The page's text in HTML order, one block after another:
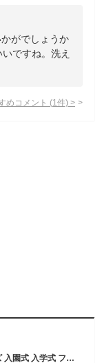
がでしょうか
ですね。洗え
めコメント (1 件) >
[cocosuner] 子供スーツ 上下セット 女の子 キッズ 入園式 入学式 フォーマルスーツ ジャケット パンツ 卒園式 卒業式 結婚式 発表会 七五三 セットアップ ブラック フォーマル 子供用 90 100 110 120 130 et844z (JP, 数字サイズ, 120)